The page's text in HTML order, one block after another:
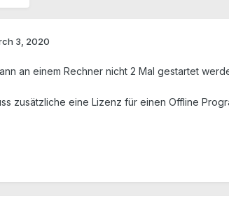
3, 2020
an einem Rechner nicht 2 Mal gestartet
zusätzliche eine Lizenz für einen Offline